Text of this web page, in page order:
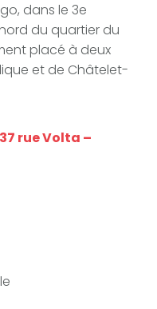
dans le 3e
du quartier du
placé à deux
et de Châtelet-
rue Volta –